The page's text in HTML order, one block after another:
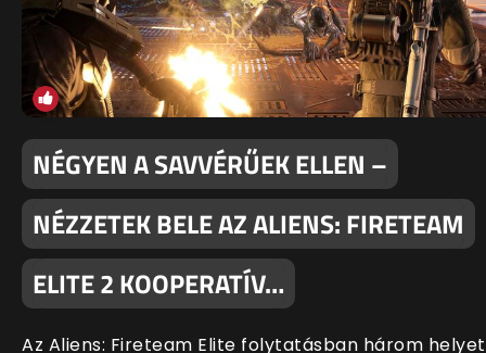
NÉGYEN A SAVVÉRŰEK ELLEN –
NÉZZETEK BELE AZ ALIENS: FIRETEAM
ELITE 2 KOOPERATÍV…
Az Aliens: Fireteam Elite folytatásban három